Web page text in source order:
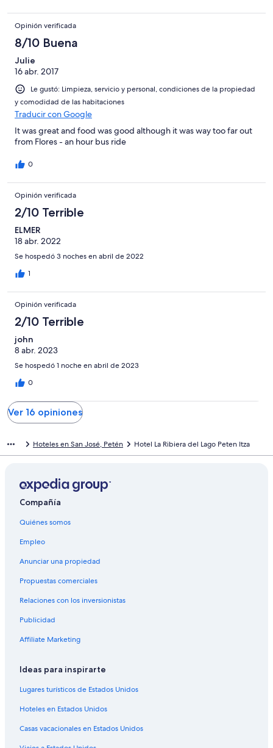
perhaps). At breakfast in the morning we waited 20 minutes just
to get a menu and wait for someone to come out to
acknowledge that we were even there to eat. We took the hotel
shuttle to Tikal one morning. We were ready to leave the lobby
by 8am and arrived at the park at 10AM, due to traffic on Easter.
We spent from 10am-3:30pm in the park walking around and
enjoying the sights. The hotel room itself was comfortable. Nice
pillows and linens,refrigerator, coffee maker. The shower had
soap and hot and cold water. The AC worked wonderfully and
we had a beautiful view of the lake out back.
Opinión verificada
8/10 Buena
Julie
16 abr. 2017
Le gustó: Limpieza, servicio y personal, condiciones de la propiedad
y comodidad de las habitaciones
Traducir con Google
It was great and food was good although it was way too far out
from Flores - an hour bus ride
0
Opinión verificada
2/10 Terrible
ELMER
18 abr. 2022
Se hospedó 3 noches en abril de 2022
1
Opinión verificada
2/10 Terrible
john
8 abr. 2023
Se hospedó 1 noche en abril de 2023
0
Ver 16 opiniones
Hoteles en San José, Petén Hotel La Ribiera del Lago Peten Itza
Compañía
Quiénes somos
Empleo
Anunciar una propiedad
Propuestas comerciales
Relaciones con los inversionistas
Publicidad
Affiliate Marketing
Ideas para inspirarte
Lugares turísticos de Estados Unidos
Hoteles en Estados Unidos
Casas vacacionales en Estados Unidos